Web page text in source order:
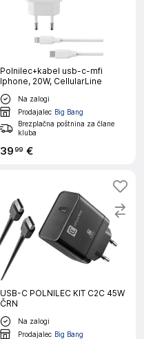
Polnilec+kabel usb-c-mfi
Iphone, 20W, CellularLine
Na zalogi
Prodajalec Big Bang
Brezplačna poštnina za člane
kluba
3999 €
USB-C POLNILEC KIT C2C 45W
ČRN
Na zalogi
Prodajalec Big Bang